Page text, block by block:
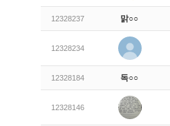
12328237 맑○○
12328234
12328184 독○○
12328146